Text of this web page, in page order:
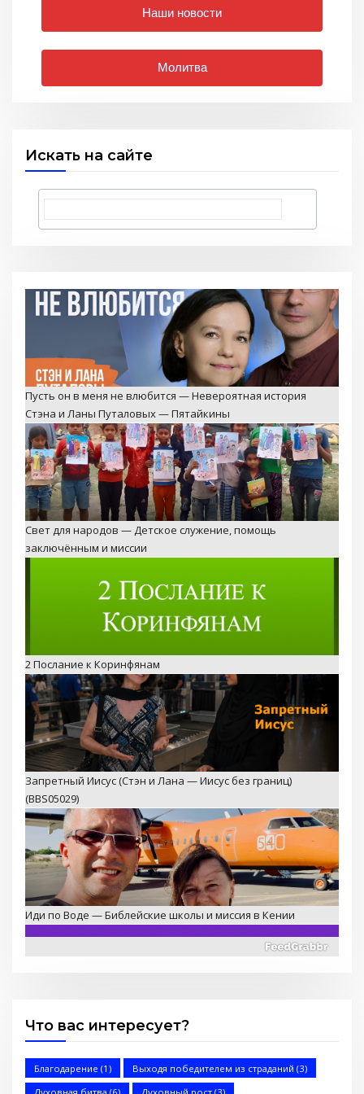
Наши новости
Молитва
Искать на сайте
Пусть он в меня не влюбится — Невероятная история
Стэна и Ланы Путаловых — Пятайкины
Свет для народов — Детское служение, помощь
заключённым и миссии
2 Послание к Коринфянам
Запретный Иисус (Стэн и Лана — Иисус без границ)
(BBS05029)
Иди по Воде — Библейские школы и миссия в Кении
Послание к Галатам
Что вас интересует?
Благодарение (1) Выходя победителем из страданий (3)